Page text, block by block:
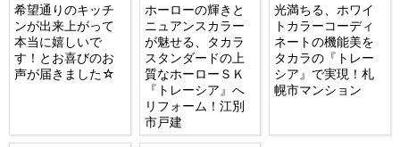
希望通りのキッチ
ンが出来上がって
本当に嬉しいで
す！とお喜びのお
声が届きました☆
ホーローの輝きと
ニュアンスカラー
が魅せる、タカラ
スタンダードの上
質なホーローＳＫ
『トレーシア』へ
リフォーム！江別
市戸建
光満ちる、ホワイ
トカラーコーディ
ネートの機能美を
タカラの『トレー
シア』で実現！札
幌市マンション